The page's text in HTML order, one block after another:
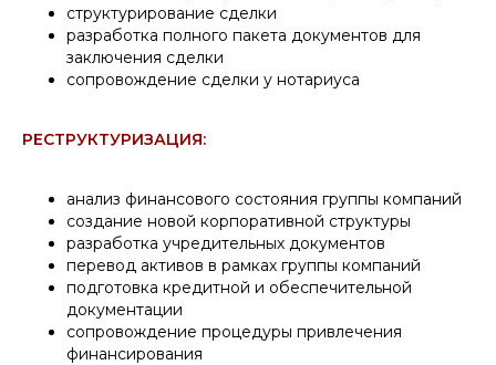
структурирование сделки
разработка полного пакета документов для
заключения сделки
сопровождение сделки у нотариуса
РЕСТРУКТУРИЗАЦИЯ:
анализ финансового состояния группы компаний
создание новой корпоративной структуры
разработка учредительных документов
перевод активов в рамках группы компаний
подготовка кредитной и обеспечительной
документации
сопровождение процедуры привлечения
финансирования